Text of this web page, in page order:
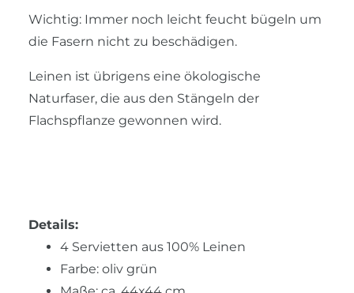
Wichtig: Immer noch leicht feucht bügeln um
die Fasern nicht zu beschädigen.
Leinen ist übrigens eine ökologische
Naturfaser, die aus den Stängeln der
Flachspflanze gewonnen wird.
Details:
4 Servietten aus 100% Leinen
Farbe: oliv grün